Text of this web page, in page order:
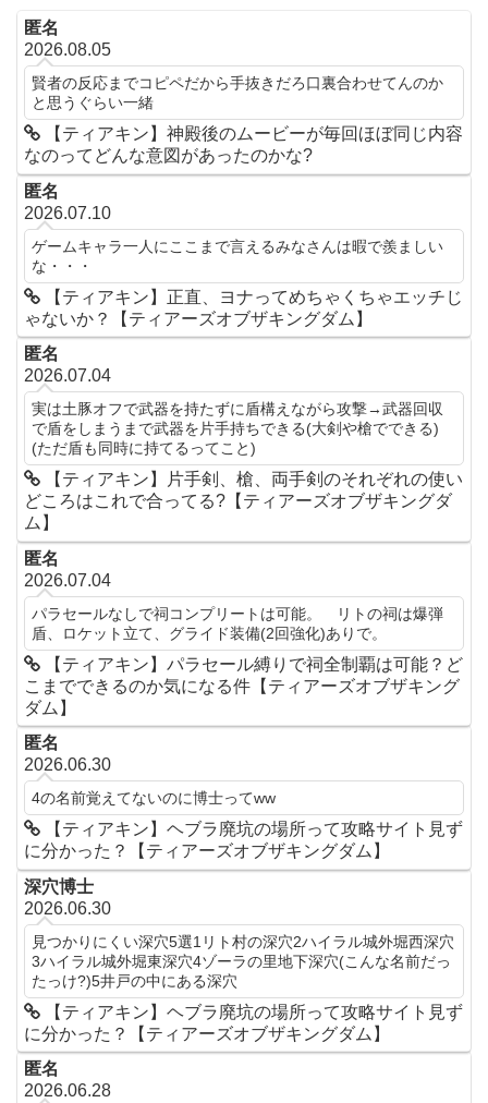
匿名
2026.08.05
賢者の反応までコピペだから手抜きだろ口裏合わせてんのか
と思うぐらい一緒
【ティアキン】神殿後のムービーが毎回ほぼ同じ内容
なのってどんな意図があったのかな?
匿名
2026.07.10
ゲームキャラ一人にここまで言えるみなさんは暇で羨ましい
な・・・
【ティアキン】正直、ヨナってめちゃくちゃエッチじ
ゃないか？【ティアーズオブザキングダム】
匿名
2026.07.04
実は土豚オフで武器を持たずに盾構えながら攻撃→武器回収
で盾をしまうまで武器を片手持ちできる(大剣や槍でできる)
(ただ盾も同時に持てるってこと)
【ティアキン】片手剣、槍、両手剣のそれぞれの使い
どころはこれで合ってる?【ティアーズオブザキングダ
ム】
匿名
2026.07.04
パラセールなしで祠コンプリートは可能。 リトの祠は爆弾
盾、ロケット立て、グライド装備(2回強化)ありで。
【ティアキン】パラセール縛りで祠全制覇は可能？ど
こまでできるのか気になる件【ティアーズオブザキング
ダム】
匿名
2026.06.30
4の名前覚えてないのに博士ってww
【ティアキン】ヘブラ廃坑の場所って攻略サイト見ず
に分かった？【ティアーズオブザキングダム】
深穴博士
2026.06.30
見つかりにくい深穴5選1リト村の深穴2ハイラル城外堀西深穴
3ハイラル城外堀東深穴4ゾーラの里地下深穴(こんな名前だっ
たっけ?)5井戸の中にある深穴
【ティアキン】ヘブラ廃坑の場所って攻略サイト見ず
に分かった？【ティアーズオブザキングダム】
匿名
2026.06.28